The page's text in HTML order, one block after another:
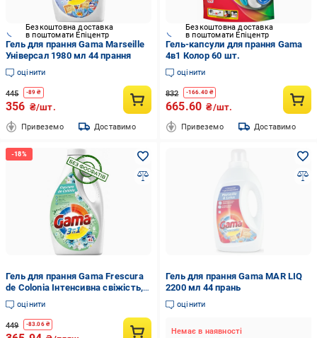
Безкоштовна доставка
в поштомати Епіцентр
Гель для прання Gama Marseille
Універсал 1980 мл 44 прання
оцінити
445 -89 ₴
356 ₴/шт.
Привеземо Доставимо
Безкоштовна доставка
в поштомати Епіцентр
Гель-капсули для прання Gama
4в1 Колор 60 шт.
оцінити
832 -166.40₴
665.60 ₴/шт.
Привеземо Доставимо
Гель для прання Gama Frescura
de Colonia Інтенсивна свіжість, 2
л (45 прань)
оцінити
449 -83.06₴
Гель для прання Gama MAR LIQ
2200 мл 44 прань
оцінити
Немає в наявності